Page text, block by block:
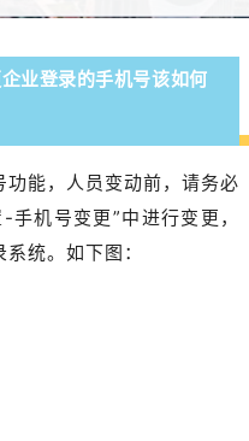
业登录的手机号该如何
能，人员变动前，请务必
机号变更”中进行变更，
统。如下图：